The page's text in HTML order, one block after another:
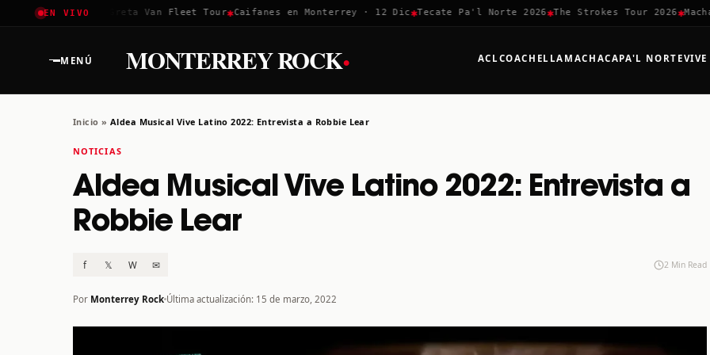
EN VIVO
2026✱Greta Van Fleet Tour✱Caifanes en Monterrey · 12 Dic ✱Tecate Pa'l Norte 2026✱The Strokes Tour 2026 ✱Machaca
MENÚ MONTERREY ROCK· ACLCOACHELLA MACHACAPA'L NORTE
Inicio » Aldea Musical Vive Latino 2022: Entrevista a Robbie Lear
NOTICIAS
Aldea Musical Vive Latino 2022: Entrevista a
Robbie Lear
f 𝕏 W ✉ 2 Min Read
Por Monterrey Rock Última actualización: 15 de marzo, 2022